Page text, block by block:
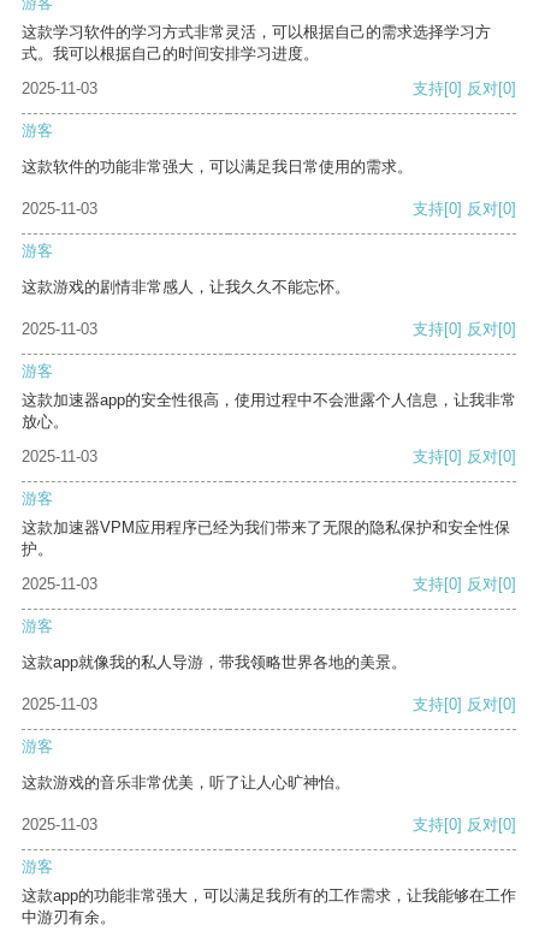
这款学习软件的学习方式非常灵活，可以根据自己的需求选择学习方
式。我可以根据自己的时间安排学习进度。
2025-11-03
支持[0] 反对[0]
游客
这款软件的功能非常强大，可以满足我日常使用的需求。
2025-11-03 支持[0] 反对[0]
游客
这款游戏的剧情非常感人，让我久久不能忘怀。
2025-11-03 支持[0] 反对[0]
游客
这款加速器app的安全性很高，使用过程中不会泄露个人信息，让我非常
放心。
2025-11-03
支持[0] 反对[0]
游客
这款加速器VPM应用程序已经为我们带来了无限的隐私保护和安全性保
护。
2025-11-03
支持[0] 反对[0]
游客
这款app就像我的私人导游，带我领略世界各地的美景。
2025-11-03 支持[0] 反对[0]
游客
这款游戏的音乐非常优美，听了让人心旷神怡。
2025-11-03 支持[0] 反对[0]
游客
这款app的功能非常强大，可以满足我所有的工作需求，让我能够在工作
中游刃有余。